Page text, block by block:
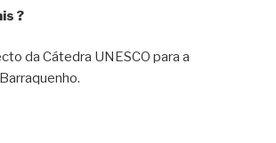
?
da Cátedra UNESCO para a